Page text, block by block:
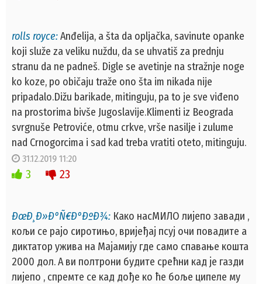
rolls royce:Anđelija, a šta da opljačka, savinute opanke
koji služe za veliku nuždu, da se uhvatiš za prednju
stranu da ne padneš. Digle se avetinje na stražnje noge
ko koze, po običaju traže ono šta im nikada nije
pripadalo.Dižu barikade, mitinguju, pa to je sve viđeno
na prostorima bivše Jugoslavije.Klimenti iz Beograda
svrgnuše Petroviće, otmu crkve, vrše nasilje i zulume
nad Crnogorcima i sad kad treba vratiti oteto, mitinguju.
31.12.2019 11:20
3 23
ÐœÐ¸Ð»Ð°Ñ€Ð°ÐºÐ¾: Како насМИЛО лијепо завади ,
кољи се рајо сиротињо, вријеђај псуј очи повадите а
диктатор ужива на Мајамију где само спавање кошта
2000 дол. А ви полтрони будите срећни кад је газди
лијепо , спремте се кад дође ко ће боље ципеле му